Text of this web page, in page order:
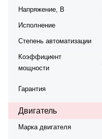
Напряжение, В
Исполнение
Степень автоматизации
Коэффициент
мощности
Гарантия
Двигатель
Марка двигателя